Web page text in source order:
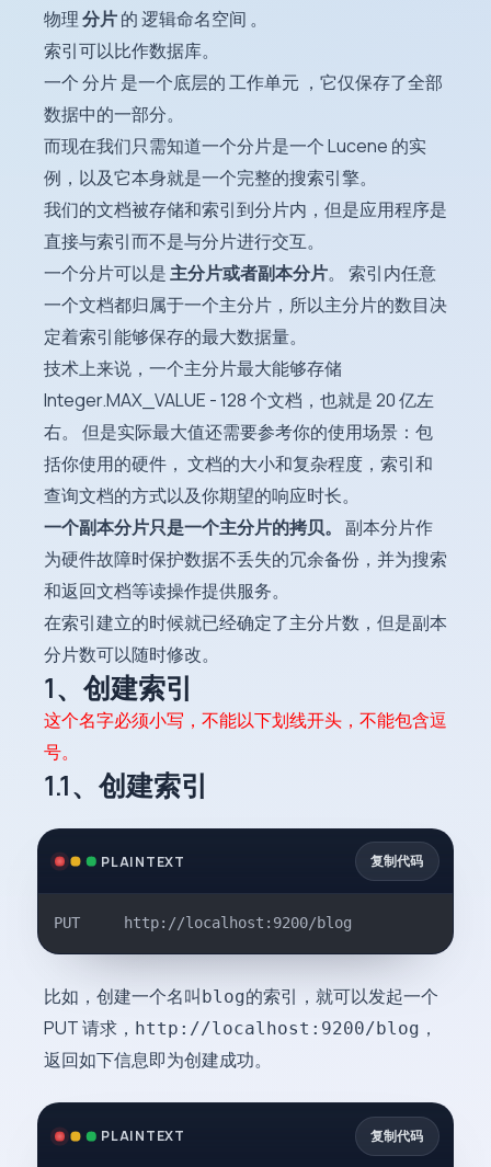
物理分片的 逻辑命名空间 。
索引可以比作数据库。
一个 分片 是一个底层的 工作单元 ，它仅保存了全部
数据中的一部分。
而现在我们只需知道一个分片是一个 Lucene 的实
例，以及它本身就是一个完整的搜索引擎。
我们的文档被存储和索引到分片内，但是应用程序是
直接与索引而不是与分片进行交互。
一个分片可以是主分片或者副本分片。 索引内任意
一个文档都归属于一个主分片，所以主分片的数目决
定着索引能够保存的最大数据量。
技术上来说，一个主分片最大能够存储
Integer.MAX_VALUE - 128 个文档，也就是 20 亿左
右。 但是实际最大值还需要参考你的使用场景：包
括你使用的硬件， 文档的大小和复杂程度，索引和
查询文档的方式以及你期望的响应时长。
一个副本分片只是一个主分片的拷贝。 副本分片作
为硬件故障时保护数据不丢失的冗余备份，并为搜索
和返回文档等读操作提供服务。
在索引建立的时候就已经确定了主分片数，但是副本
分片数可以随时修改。
1、创建索引
这个名字必须小写，不能以下划线开头，不能包含逗
号。
1.1、创建索引
PLAINTEXT 复制代码
PUT		http://localhost:9200/blog
比如，创建一个名叫 blog的索引，就可以发起一个
PUT 请求， http://localhost:9200/blog ，
返回如下信息即为创建成功。
PLAINTEXT 复制代码